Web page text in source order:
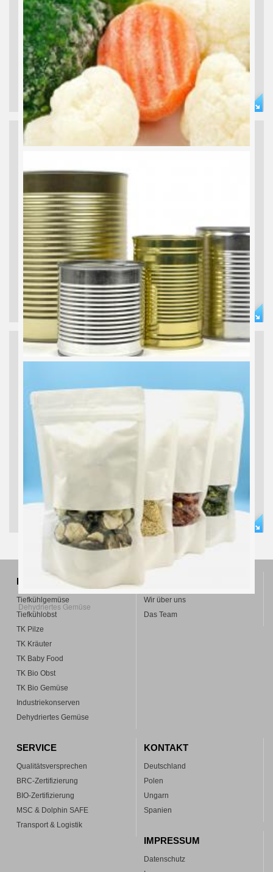
INDUSTRIEKONSERVEN
Ananas, Thunfisch, Pilze, Oliven... Pineapple, Tuna, Mushrooms...
DEHYDRIERTES GEMÜSE
Dehydriertes Gemüse
PRODUKTE
Tiefkühlgemüse
Tiefkühlobst
TK Pilze
TK Kräuter
TK Baby Food
TK Bio Obst
TK Bio Gemüse
Industriekonserven
Dehydriertes Gemüse
Wir über uns
Das Team
SERVICE
Qualitätsversprechen
BRC-Zertifizierung
BIO-Zertifizierung
MSC & Dolphin SAFE
Transport & Logistik
KONTAKT
Deutschland
Polen
Ungarn
Spanien
IMPRESSUM
Datenschutz